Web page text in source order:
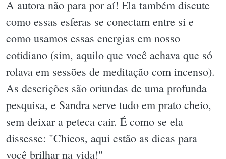
A autora não para por aí! Ela também discute
como essas esferas se conectam entre si e
como usamos essas energias em nosso
cotidiano (sim, aquilo que você achava que só
rolava em sessões de meditação com incenso).
As descrições são oriundas de uma profunda
pesquisa, e Sandra serve tudo em prato cheio,
sem deixar a peteca cair. É como se ela
dissesse: "Chicos, aqui estão as dicas para
você brilhar na vida!"